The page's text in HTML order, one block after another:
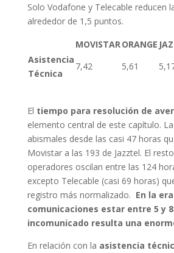
Solo Vodafone y Telecable reducen
alrededor de 1,5 puntos.
MOVISTARORANGE
Asistencia
Técnica
7,42 5,61
El tiempo para resolución de
elemento central de este capítulo.
abismales desde las casi 47 horas
Movistar a las 193 de Jazztel. El
operadores oscilan entre las 124
excepto Telecable (casi 69 horas)
registro más normalizado. En la
comunicaciones estar entre 5 y
incomunicado resulta una
En relación con la asistencia